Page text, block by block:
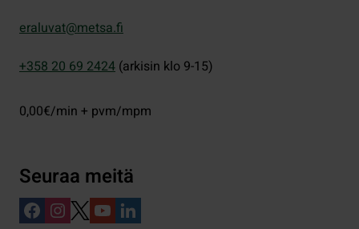
eraluvat@metsa.fi
+358 20 69 2424 (arkisin klo 9-15)
0,00€/min + pvm/mpm
Seuraa meitä